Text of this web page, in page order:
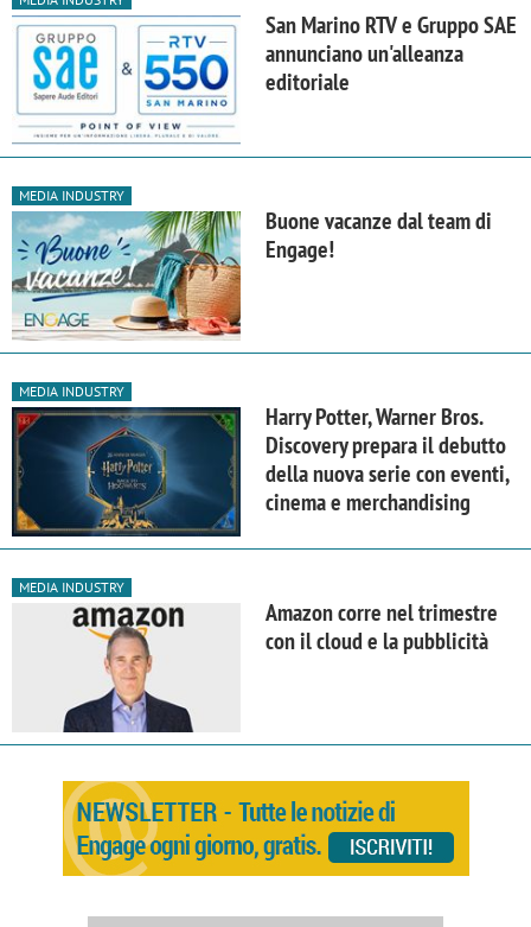
San Marino RTV e Gruppo SAE
annunciano un'alleanza
editoriale
MEDIA INDUSTRY
Buone vacanze dal team di
Engage!
MEDIA INDUSTRY
Harry Potter, Warner Bros.
Discovery prepara il debutto
della nuova serie con eventi,
cinema e merchandising
MEDIA INDUSTRY
Amazon corre nel trimestre
con il cloud e la pubblicità